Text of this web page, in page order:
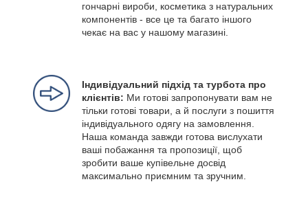
гончарні вироби, косметика з натуральних
компонентів - все це та багато іншого
чекає на вас у нашому магазині.
Індивідуальний підхід та турбота про
клієнтів: Ми готові запропонувати вам не
тільки готові товари, а й послуги з пошиття
індивідуального одягу на замовлення.
Наша команда завжди готова вислухати
ваші побажання та пропозиції, щоб
зробити ваше купівельне досвід
максимально приємним та зручним.